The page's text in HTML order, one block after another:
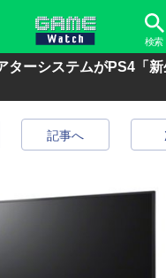
検索
ターシステムがPS4「
記事へ